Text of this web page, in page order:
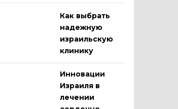
Как выбрать
надежную
израильскую
клинику
Инновации
Израиля в
лечении